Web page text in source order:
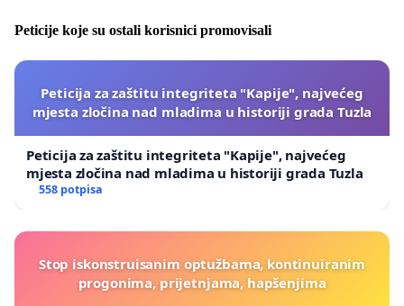
Peticije koje su ostali korisnici promovisali
Peticija za zaštitu integriteta "Kapije", najvećeg
mjesta zločina nad mladima u historiji grada Tuzla
Peticija za zaštitu integriteta "Kapije", najvećeg
mjesta zločina nad mladima u historiji grada Tuzla
558 potpisa
Stop iskonstruisanim optužbama, kontinuiranim
progonima, prijetnjama, hapšenjima